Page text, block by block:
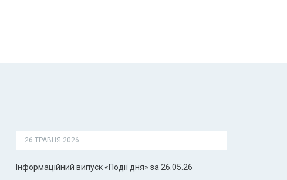
26 ТРАВНЯ 2026
Інформаційний випуск «Події дня» за 26.05.26